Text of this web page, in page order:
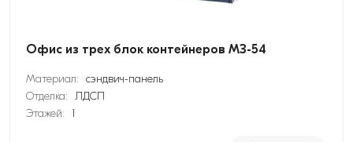
Офис из трех блок контейнеров МЗ-54
Материал: сэндвич-панель
Отделка: ЛДСП
Этажей:
1